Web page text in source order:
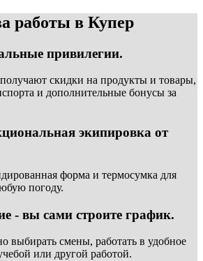
работы в Купер
привилегии.
скидки на продукты и товары,
и дополнительные бонусы за
экипировка от
форма и термосумка для
погоду.
- вы сами строите график.
выбирать смены, работать в удобное
или другой работой.